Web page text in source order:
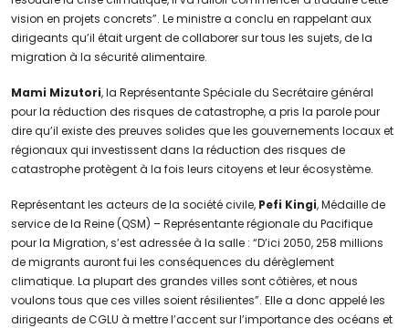
vision en projets concrets”. Le ministre a conclu en rappelant aux
dirigeants qu’il était urgent de collaborer sur tous les sujets, de la
migration à la sécurité alimentaire.
Mami Mizutori, la Représentante Spéciale du Secrétaire général
pour la réduction des risques de catastrophe, a pris la parole pour
dire qu’il existe des preuves solides que les gouvernements locaux et
régionaux qui investissent dans la réduction des risques de
catastrophe protègent à la fois leurs citoyens et leur écosystème.
Représentant les acteurs de la société civile, Pefi Kingi, Médaille de
service de la Reine (QSM) – Représentante régionale du Pacifique
pour la Migration, s’est adressée à la salle : “D’ici 2050, 258 millions
de migrants auront fui les conséquences du dérèglement
climatique. La plupart des grandes villes sont côtières, et nous
voulons tous que ces villes soient résilientes”. Elle a donc appelé les
dirigeants de CGLU à mettre l’accent sur l’importance des océans et